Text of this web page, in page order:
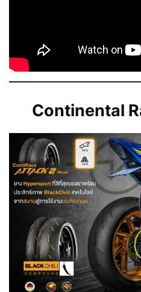
Continental